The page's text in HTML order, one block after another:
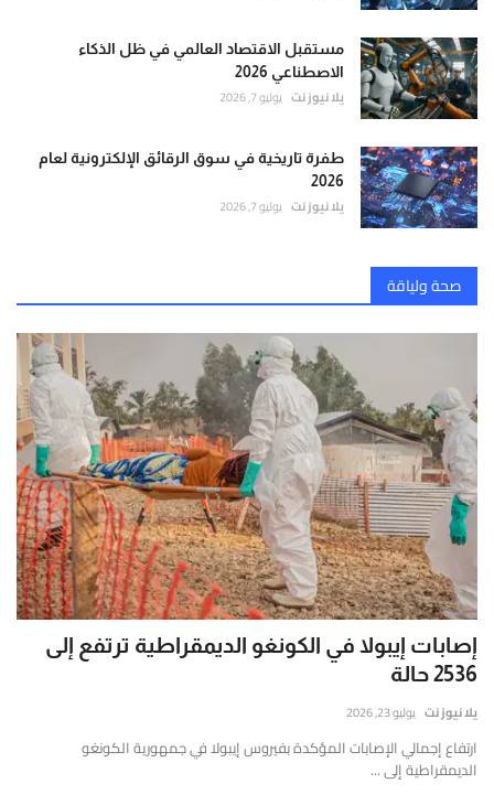
مستقبل الاقتصاد العالمي في ظل الذكاء
الاصطناعي 2026
يلا نيوز نت يوليو 7, 2026
طفرة تاريخية في سوق الرقائق الإلكترونية لعام
2026
يلا نيوز نت يوليو 7, 2026
صحة ولياقة
إصابات إيبولا في الكونغو الديمقراطية ترتفع إلى
2536 حالة
يلا نيوز نت يوليو 23, 2026
ارتفاع إجمالي الإصابات المؤكدة بفيروس إيبولا في جمهورية الكونغو
الديمقراطية إلى ...